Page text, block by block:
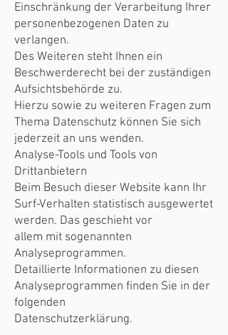
Einschränkung der Verarbeitung Ihrer
personenbezogenen Daten zu
verlangen.
Des Weiteren steht Ihnen ein
Beschwerderecht bei der zuständigen
Aufsichtsbehörde zu.
Hierzu sowie zu weiteren Fragen zum
Thema Datenschutz können Sie sich
jederzeit an uns wenden.
Analyse-Tools und Tools von
Drittanbietern
Beim Besuch dieser Website kann Ihr
Surf-Verhalten statistisch ausgewertet
werden. Das geschieht vor
allem mit sogenannten
Analyseprogrammen.
Detaillierte Informationen zu diesen
Analyseprogrammen finden Sie in der
folgenden
Datenschutzerklärung.